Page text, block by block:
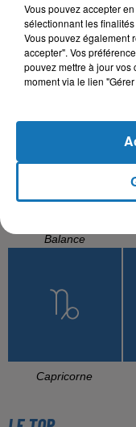
Balance
Capricorne
Vous pouvez accepter
sélectionnant les
Vous pouvez également
accepter". Vos
pouvez mettre à jour vos
moment via le lien